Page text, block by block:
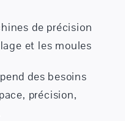
de précision
et les moules
des besoins
précision,